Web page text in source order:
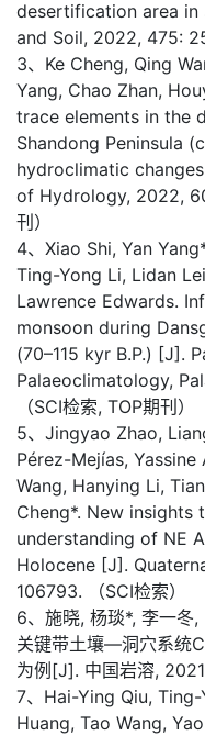
desertification area in
and Soil, 2022, 475:
3、Ke Cheng, Qing
Yang, Chao Zhan,
trace elements in the
Shandong Peninsula
hydroclimatic
of Hydrology, 2022,
刊）
4、Xiao Shi, Yan
Ting-Yong Li, Lidan
Lawrence Edwards.
monsoon during
(70–115 kyr B.P.) [J].
Palaeoclimatology,
（SCI检索, TOP期刊）
5、Jingyao Zhao,
Pérez-Mejías,
Wang, Hanying Li,
Cheng*. New insights
understanding of NE
Holocene [J].
106793. （SCI检索）
6、施晓, 杨琰*, 李一冬
关键带土壤—洞穴系统
为例[J]. 中国岩溶,
7、Hai-Ying Qiu,
Huang, Tao Wang,